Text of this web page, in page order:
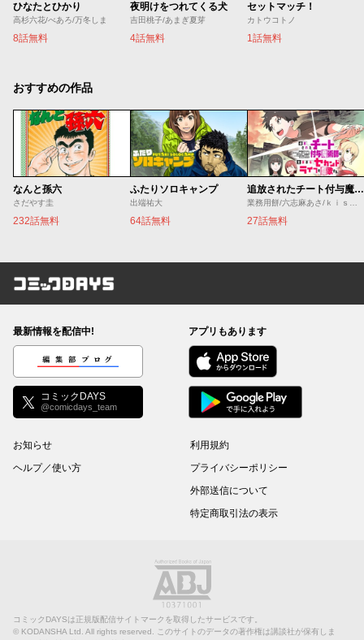
ひなたとひかり
高杉六花/べあろ/万冬しま
8話無料
夜明けをつれてくる犬
吉田桃子/あまぎ夏芽
4話無料
セットマッチ！
カトウコトノ
1話無料
おすすめの作品
なんと孫六
さだやす圭
232話無料
ふたりソロキャンプ
出端祐大
64話無料
追放されたチート付与魔術師は気ままなセカンドライフを謳歌する。 ～俺は武器だけじゃなく、あらゆるものに『強化ポイント』を付与できるし、俺の意思でいつでも効果を解除できるけど、残った人たち大丈夫？～
業務用餅/六志麻あさ/ｋｉｓｕｉ
27話無料
コミックDAYS
最新情報を配信中!
編集部ブログ
コミックDAYS
@comicdays_team
アプリもあります
お知らせ
ヘルプ／使い方
利用規約
プライバシーポリシー
外部送信について
特定商取引法の表示
コミックDAYSは正規版配信サイトマークを取得したサービスです。
© KODANSHA Ltd. All rights reserved. このサイトのデータの著作権は講談社が保有しま